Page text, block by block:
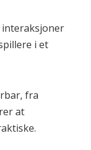
interaksjoner
i et
fra
at